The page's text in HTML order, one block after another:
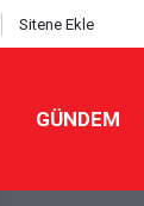
Sitene Ekle
GÜNDEM